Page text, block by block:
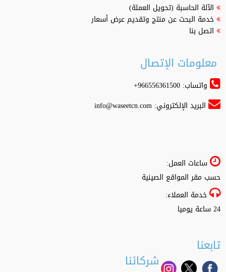
الآلة الحاسبة (تحويل العملة)
خدمة البحث عن منتج وتقديم عرض أسعار
اتصل بنا
معلومات الإتصال
واتساب: 966556361500+
البريد الإلكتروني:info@waseetcn.com
ساعات العمل:
حسب مقر المواقع الصينية
خدمة العملاء:
24 ساعة يوميا
تابعنا
شركائنا